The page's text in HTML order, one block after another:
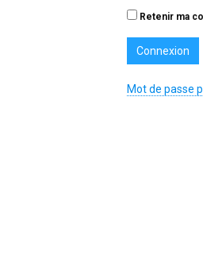
Retenir ma
Mot de passe